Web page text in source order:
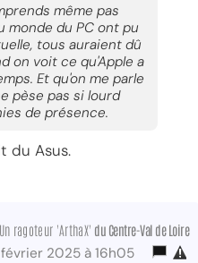
même pas
monde du PC ont pu
tous auraient dû
on voit ce qu'Apple a
Et qu'on me parle
pèse pas si lourd
de présence.
du Asus.
Un ragoteur 'ArthaX' du Centre-Val de Loire
2025 à 16h05